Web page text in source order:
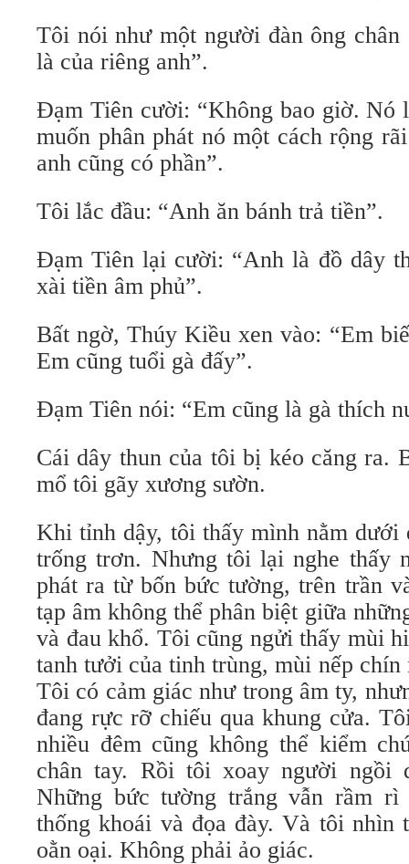
Tôi nói như một người đàn ông
là của riêng anh”.
Đạm Tiên cười: “Không bao giờ. Nó
muốn phân phát nó một cách rộng
anh cũng có phần”.
Tôi lắc đầu: “Anh ăn bánh trả tiền”.
Đạm Tiên lại cười: “Anh là đồ dây
xài tiền âm phủ”.
Bất ngờ, Thúy Kiều xen vào: “Em
Em cũng tuổi gà đấy”.
Đạm Tiên nói: “Em cũng là gà thích
Cái dây thun của tôi bị kéo căng ra.
mổ tôi gãy xương sườn.
Khi tỉnh dậy, tôi thấy mình nằm dưới
trống trơn. Nhưng tôi lại nghe thấy
phát ra từ bốn bức tường, trên trần
tạp âm không thể phân biệt giữa
và đau khổ. Tôi cũng ngửi thấy mùi
tanh tưởi của tinh trùng, mùi nếp chín
Tôi có cảm giác như trong âm ty,
đang rực rỡ chiếu qua khung cửa.
nhiều đêm cũng không thể kiểm
chân tay. Rồi tôi xoay người ngồi
Những bức tường trắng vẫn rầm rì
thống khoái và đọa đày. Và tôi nhìn
oằn oại. Không phải ảo giác.